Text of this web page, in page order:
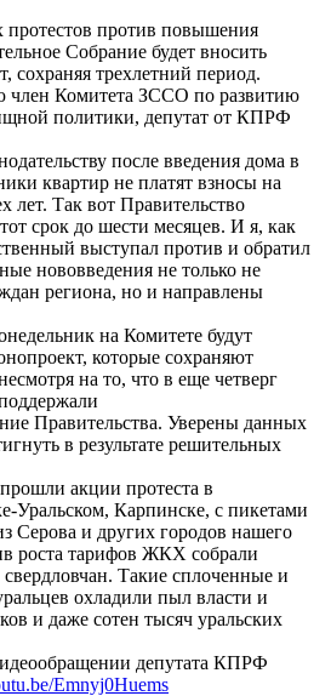
протестов против повышения
Собрание будет вносить
сохраняя трехлетний период.
член Комитета ЗССО по развитию
политики, депутат от КПРФ
после введения дома в
квартир не платят взносы на
лет. Так вот Правительство
срок до шести месяцев. И я, как
выступал против и обратил
нововведения не только не
региона, но и направлены
на Комитете будут
которые сохраняют
на то, что в еще четверг
Правительства. Уверены данных
в результате решительных
акции протеста в
Уральском, Карпинске, с пикетами
Серова и других городов нашего
роста тарифов ЖКХ собрали
Такие сплоченные и
охладили пыл власти и
и даже сотен тысяч уральских
депутата КПРФ
Emnyj0Huems